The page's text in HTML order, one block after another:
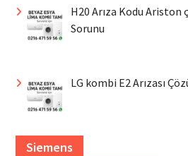
H20 Arıza Kodu Ariston
Sorunu
LG kombi E2 Arızası
Siemens